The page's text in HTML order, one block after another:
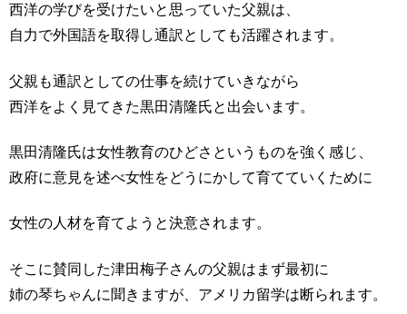
西洋の学びを受けたいと思っていた父親は、
自力で外国語を取得し通訳としても活躍されます。
父親も通訳としての仕事を続けていきながら
西洋をよく見てきた黒田清隆氏と出会います。
黒田清隆氏は女性教育のひどさというものを強く感じ、
政府に意見を述べ女性をどうにかして育てていくために
女性の人材を育てようと決意されます。
そこに賛同した津田梅子さんの父親はまず最初に
姉の琴ちゃんに聞きますが、アメリカ留学は断られます。